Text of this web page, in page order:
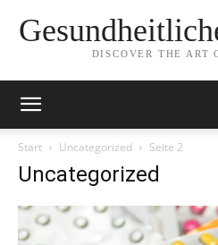
DISCOVER THE ART
Start Uncategorized Seite 2
Uncategorized